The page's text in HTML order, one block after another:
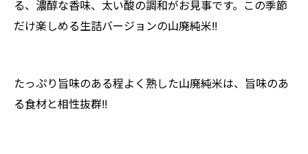
る、濃醇な香味、太い酸の調和がお見事です。この季節
だけ楽しめる生詰バージョンの山廃純米!!
たっぷり旨味のある程よく熟した山廃純米は、旨味のあ
る食材と相性抜群!!